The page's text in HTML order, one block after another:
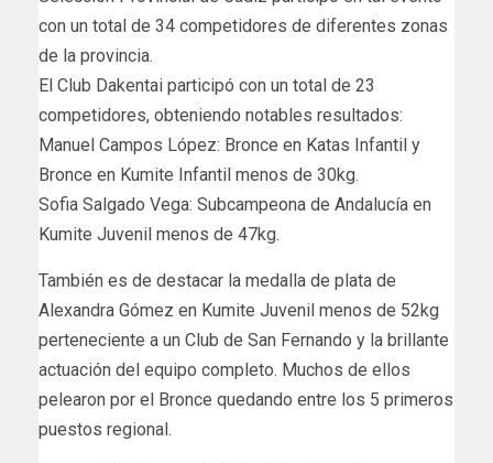
con un total de 34 competidores de diferentes zonas
de la provincia.
El Club Dakentai participó con un total de 23
competidores, obteniendo notables resultados:
Manuel Campos López: Bronce en Katas Infantil y
Bronce en Kumite Infantil menos de 30kg.
Sofia Salgado Vega: Subcampeona de Andalucía en
Kumite Juvenil menos de 47kg.
También es de destacar la medalla de plata de
Alexandra Gómez en Kumite Juvenil menos de 52kg
perteneciente a un Club de San Fernando y la brillante
actuación del equipo completo. Muchos de ellos
pelearon por el Bronce quedando entre los 5 primeros
puestos regional.